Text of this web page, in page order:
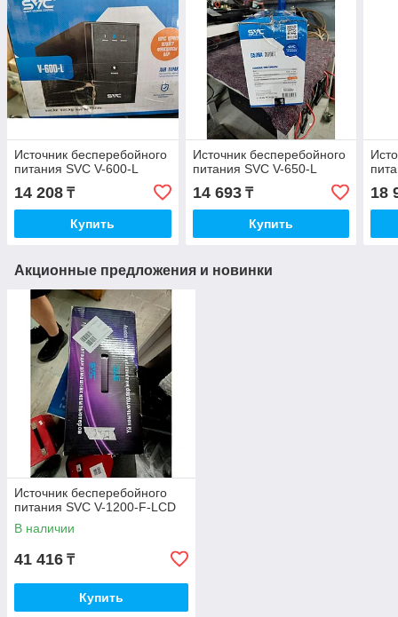
Источник бесперебойного
питания SVC V-600-L
14 208 ₸
Купить
Источник бесперебойного
питания SVC V-650-L
14 693₸
Купить
18
Акционные предложения и новинки
Источник бесперебойного
питания SVC V-1200-F-LCD
В наличии
41 416 ₸
Купить